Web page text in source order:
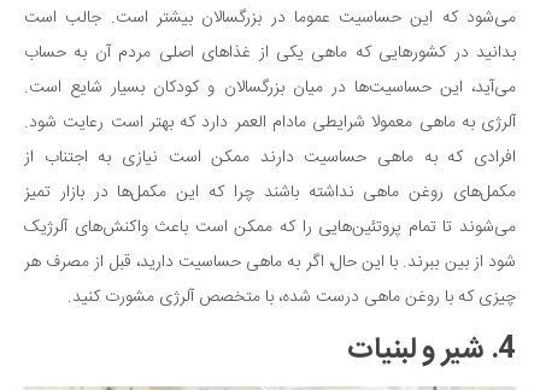
می‌شود که این حساسیت عموما در بزرگسالان بیشتر است. جالب است
بدانید در کشورهایی که ماهی یکی از غذاهای اصلی مردم آن به حساب
می‌آید، این حساسیت‌ها در میان بزرگسالان و کودکان بسیار شایع است.
آلرژی به ماهی معمولا شرایطی مادام العمر دارد که بهتر است رعایت شود.
افرادی که به ماهی حساسیت دارند ممکن است نیازی به اجتناب از
مکمل‌های روغن ماهی نداشته باشند چرا که این مکمل‌ها در بازار تمیز
می‌شوند تا تمام پروتئین‌هایی را که ممکن است باعث واکنش‌های آلرژیک
شود از بین ببرند. با این حال، اگر به ماهی حساسیت دارید، قبل از مصرف هر
چیزی که با روغن ماهی درست شده، با متخصص آلرژی مشورت کنید.
4. شیر و لبنیات